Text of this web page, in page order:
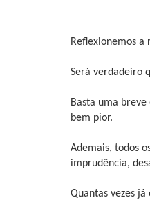
Reflexionemos a
Será verdadeiro
Basta uma
bem pior.
Ademais, todos
imprudência,
Quantas vezes